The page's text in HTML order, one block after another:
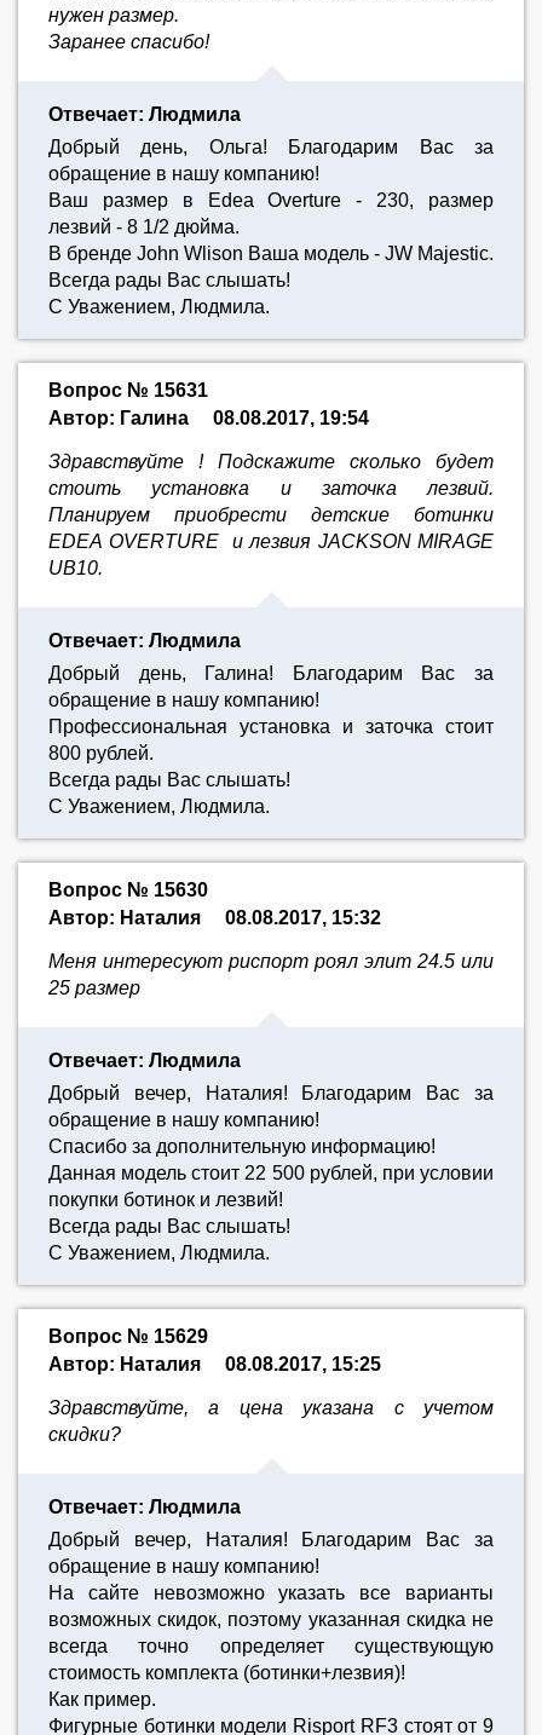
нужен размер.
Заранее спасибо!
Отвечает: Людмила
Добрый день, Ольга! Благодарим Вас за
обращение в нашу компанию!
Ваш размер в Edea Overture - 230, размер
лезвий - 8 1/2 дюйма.
В бренде John Wlison Ваша модель - JW Majestic.
Всегда рады Вас слышать!
С Уважением, Людмила.
Вопрос № 15631
Автор: Галина
08.08.2017, 19:54
Здравствуйте ! Подскажите сколько будет
стоить установка и заточка лезвий.
Планируем приобрести детские ботинки
EDEA OVERTURE и лезвия JACKSON MIRAGE
UB10.
Отвечает: Людмила
Добрый день, Галина! Благодарим Вас за
обращение в нашу компанию!
Профессиональная установка и заточка стоит
800 рублей.
Всегда рады Вас слышать!
С Уважением, Людмила.
Вопрос № 15630
Автор: Наталия
08.08.2017, 15:32
Меня интересуют риспорт роял элит 24.5 или
25 размер
Отвечает: Людмила
Добрый вечер, Наталия! Благодарим Вас за
обращение в нашу компанию!
Спасибо за дополнительную информацию!
Данная модель стоит 22 500 рублей, при условии
покупки ботинок и лезвий!
Всегда рады Вас слышать!
С Уважением, Людмила.
Вопрос № 15629
Автор: Наталия
08.08.2017, 15:25
Здравствуйте, а цена указана с учетом
скидки?
Отвечает: Людмила
Добрый вечер, Наталия! Благодарим Вас за
обращение в нашу компанию!
На сайте невозможно указать все варианты
возможных скидок, поэтому указанная скидка не
всегда точно определяет существующую
стоимость комплекта (ботинки+лезвия)!
Как пример.
Фигурные ботинки модели Risport RF3 стоят от 9